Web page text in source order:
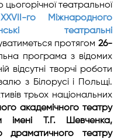
театральної
XXVII-го Міжнародного
театральні
протягом26-
програма з відомих
відсутні творчі роботи
з Білорусі і Польщі.
трьох національних
академічного театру
Т.Г. Шевченка,
драматичного театру